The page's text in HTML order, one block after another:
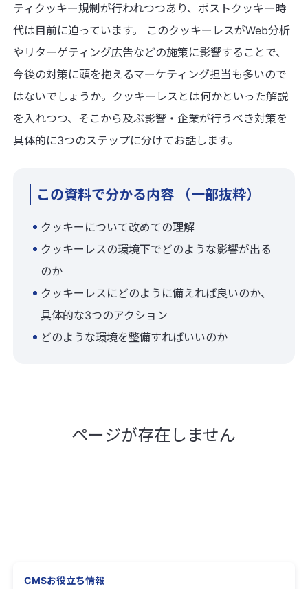
CMSお役立ち情報
ティクッキー規制が行われつつあり、ポストクッキー時
代は目前に迫っています。 このクッキーレスがWeb分析
やリターゲティング広告などの施策に影響することで、
今後の対策に頭を抱えるマーケティング担当も多いので
はないでしょうか。クッキーレスとは何かといった解説
を入れつつ、そこから及ぶ影響・企業が行うべき対策を
具体的に3つのステップに分けてお話します。
この資料で分かる内容 （一部抜粋）
クッキーについて改めての理解
クッキーレスの環境下でどのような影響が出る
のか
クッキーレスにどのように備えれば良いのか、
具体的な3つのアクション
どのような環境を整備すればいいのか
ページが存在しません